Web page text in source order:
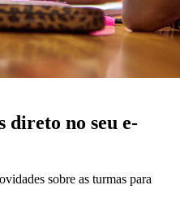
direto no seu e-
sobre as turmas para